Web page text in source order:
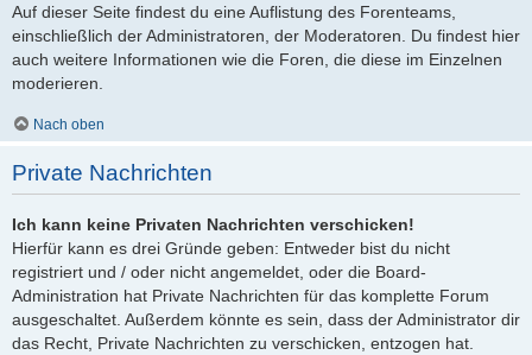
Auf dieser Seite findest du eine Auflistung des Forenteams,
einschließlich der Administratoren, der Moderatoren. Du findest hier
auch weitere Informationen wie die Foren, die diese im Einzelnen
moderieren.
Nach oben
Private Nachrichten
Ich kann keine Privaten Nachrichten verschicken!
Hierfür kann es drei Gründe geben: Entweder bist du nicht
registriert und / oder nicht angemeldet, oder die Board-
Administration hat Private Nachrichten für das komplette Forum
ausgeschaltet. Außerdem könnte es sein, dass der Administrator dir
das Recht, Private Nachrichten zu verschicken, entzogen hat.